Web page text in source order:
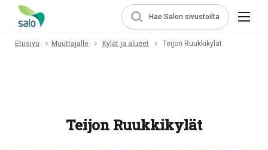
Hae Salon sivustoilta
Etusivu Muuttajalle Kylät ja alueet Teijon Ruukkikylät
Teijon Ruukkikylät